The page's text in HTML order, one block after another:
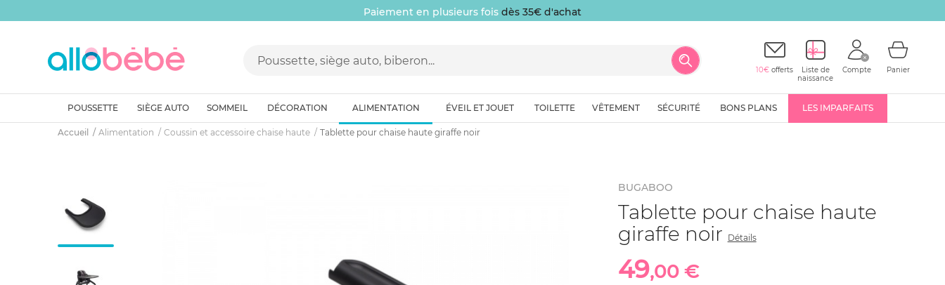
Paiement en plusieurs fois dès 35€ d'achat
10€ offerts
Liste de
naissance
Compte Panier
POUSSETTE SIÈGE AUTO SOMMEIL DÉCORATION ALIMENTATION ÉVEIL ET JOUET TOILETTE VÊTEMENT SÉCURITÉ BONS PLANS LES IMPARFAITS
Accueil Alimentation Coussin et accessoire chaise haute Tablette pour chaise haute giraffe noir
BUGABOO
Tablette pour chaise haute
giraffe noir Détails
49,00 €